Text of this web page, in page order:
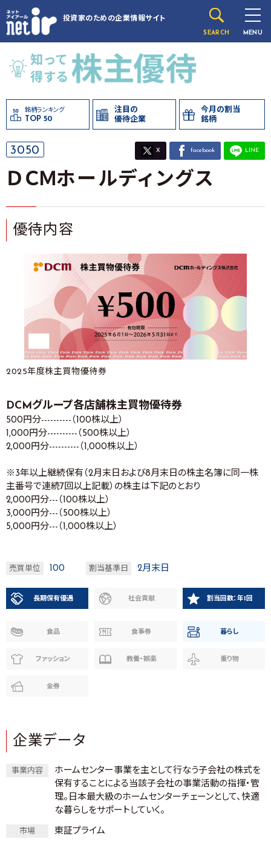
投資家のための企業情報サイト
SEARCH MENU
銘柄ランキング
TOP 50
注目の
優待企業
今月の割当
銘柄
3050 X facebook LINE
ＤＣＭホールディングス
優待内容
2025年度株主買物優待券
DCMグループ各店舗株主買物優待券
500円分----------（100株以上）
1,000円分----------（500株以上）
2,000円分----------（1,000株以上）
※3年以上継続保有（2月末日および8月末日の株主名簿に同一株
主番号で連続7回以上記載）の株主は下記のとおり
2,000円分---（100株以上）
3,000円分---（500株以上）
5,000円分---（1,000株以上）
売買単位 100 割当基準日 2月末日
長期保有優遇 社会貢献 割当回数：年1回
食品 食事券 暮らし
ファッション 教養・娯楽 乗り物
金券
企業データ
事業内容
ホームセンター事業を主として行なう子会社の株式を
保有することによる当該子会社の事業活動の指揮・管
理。日本最大級のホームセンターチェーンとして、快適
な暮らしをサポートしていく。
市場 東証プライム